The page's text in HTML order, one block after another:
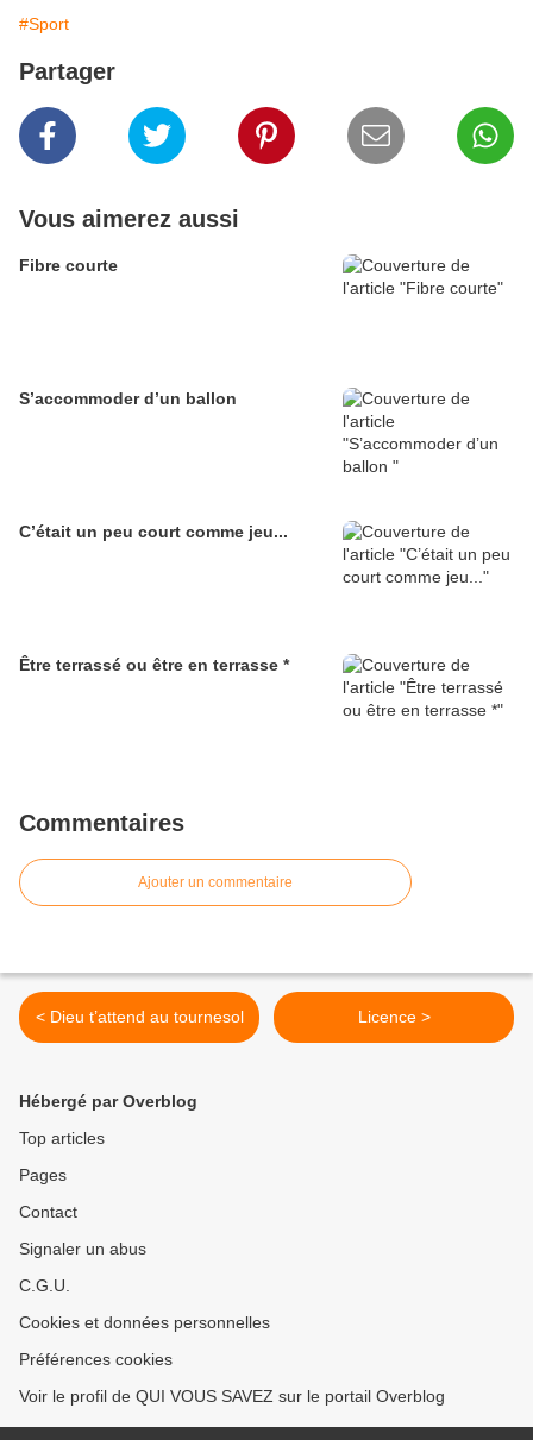
#Sport
Partager
Vous aimerez aussi
Fibre courte
S’accommoder d’un ballon
C’était un peu court comme jeu...
Être terrassé ou être en terrasse *
Commentaires
Ajouter un commentaire
< Dieu t’attend au tournesol Licence >
Hébergé par Overblog
Top articles
Pages
Contact
Signaler un abus
C.G.U.
Cookies et données personnelles
Préférences cookies
Voir le profil de QUI VOUS SAVEZ sur le portail Overblog